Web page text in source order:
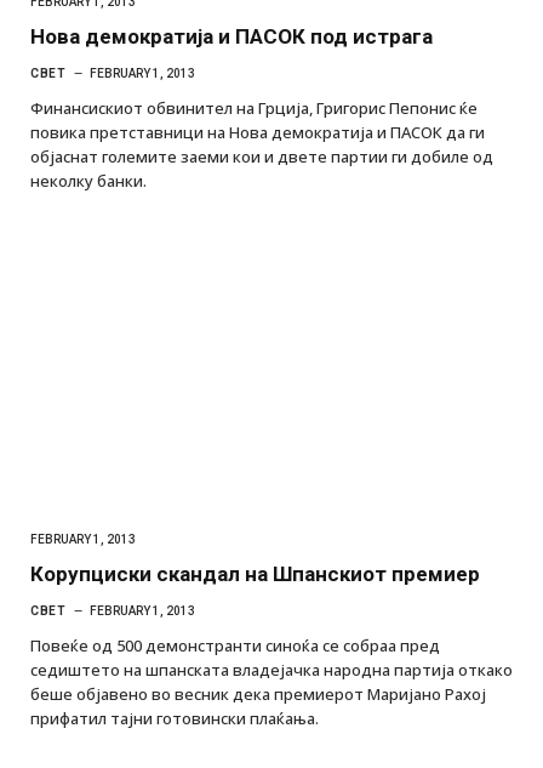
Нова демократија и ПАСОК под истрага
СВЕТ FEBRUARY 1, 2013
Финансискиот обвинител на Грција, Григорис Пепонис ќе
повика претставници на Нова демократија и ПАСОК да ги
објаснат големите заеми кои и двете партии ги добиле од
неколку банки.
FEBRUARY 1, 2013
Корупциски скандал на Шпанскиот премиер
СВЕТ FEBRUARY 1, 2013
Повеќе од 500 демонстранти синоќа се собраа пред
седиштето на шпанската владејачка народна партија откако
беше објавено во весник дека премиерот Маријано Рахој
прифатил тајни готовински плаќања.